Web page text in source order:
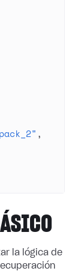
,
la lógica de